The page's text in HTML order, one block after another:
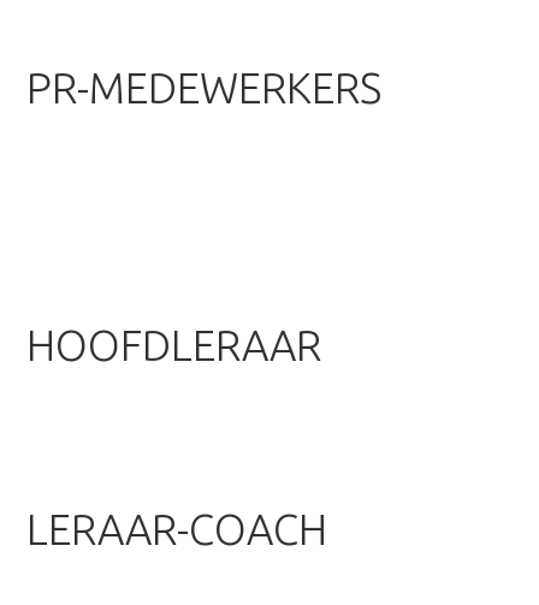
PR-MEDEWERKERS
HOOFDLERAAR
LERAAR-COACH